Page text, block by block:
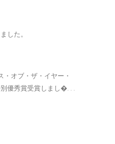
した。
・オブ・ザ・イヤー・
優秀賞受賞しまし�. . .